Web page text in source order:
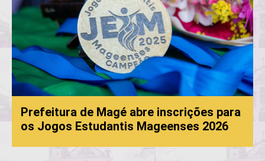
Prefeitura de Magé abre inscrições para
os Jogos Estudantis Mageenses 2026